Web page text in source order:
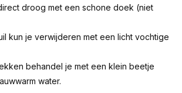
droog met een schone doek (niet
kun je verwijderen met een licht vochtige
behandel je met een klein beetje
water.